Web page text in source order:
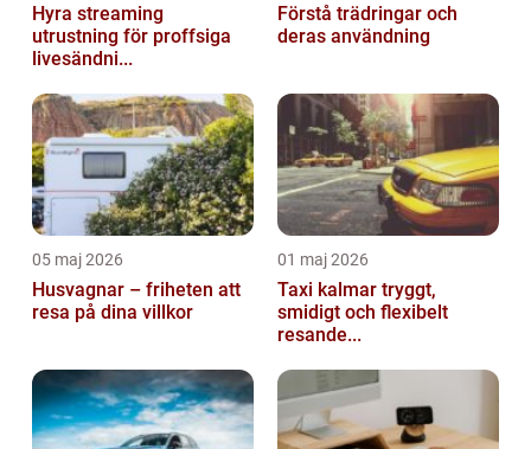
Hyra streaming
utrustning för proffsiga
livesändni...
Förstå trädringar och
deras användning
05 maj 2026
Husvagnar – friheten att
resa på dina villkor
01 maj 2026
Taxi kalmar tryggt,
smidigt och flexibelt
resande...